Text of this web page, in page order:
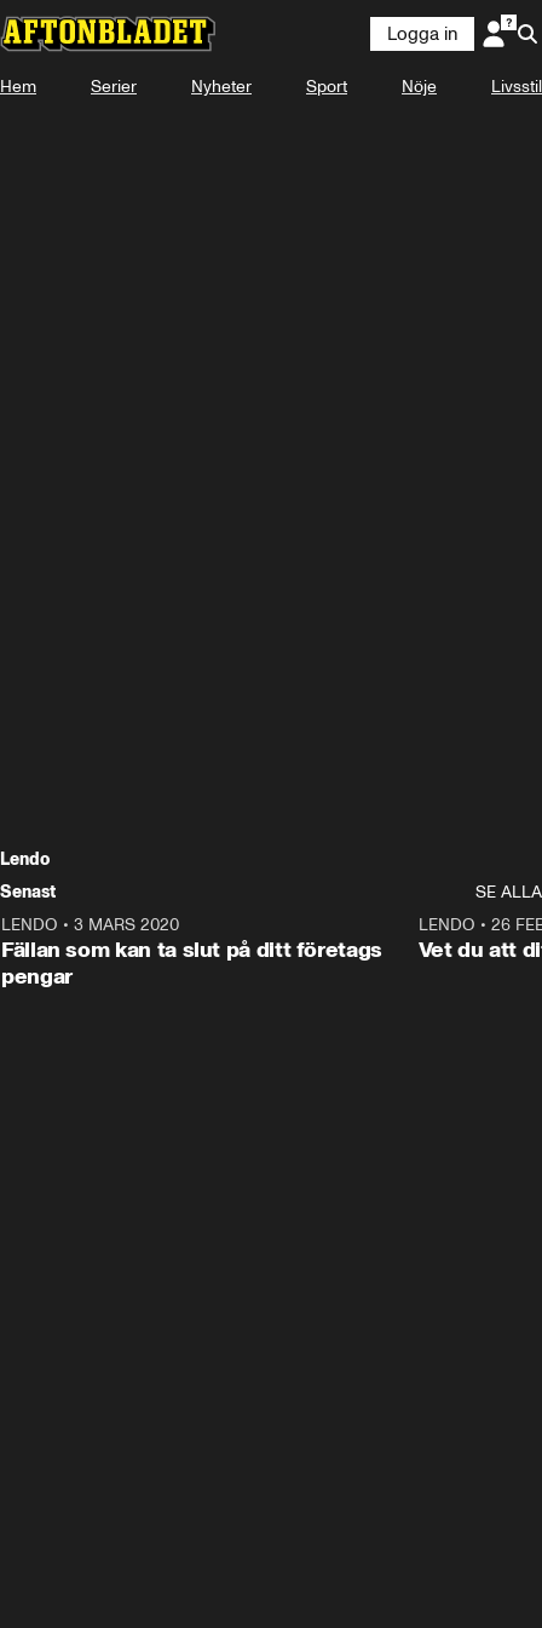
Logga in
Hem Serier Nyheter Sport Nöje Livsstil
Lendo
Senast
SE ALLA
LENDO • 3 MARS 2020
Fällan som kan ta slut på ditt företags
pengar
LENDO • 26
Vet du att